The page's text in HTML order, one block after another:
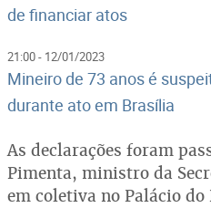
de financiar atos
21:00 - 12/01/2023
Mineiro de 73 anos é
durante ato em Brasília
As declarações foram
Pimenta, ministro da
em coletiva no Palácio